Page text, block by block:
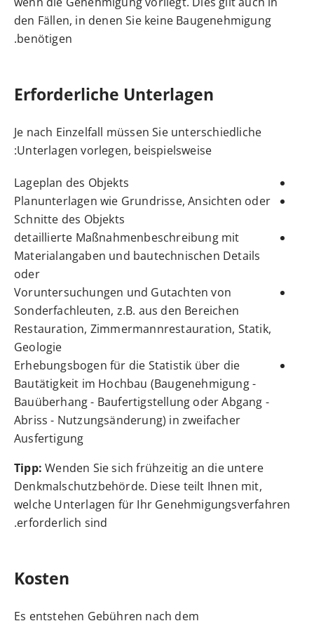
den Fällen, in denen Sie keine Baugenehmigung
benötigen.
Erforderliche Unterlagen
Je nach Einzelfall müssen Sie unterschiedliche
Unterlagen vorlegen, beispielsweise:
Lageplan des Objekts
Planunterlagen wie Grundrisse, Ansichten oder
Schnitte des Objekts
detaillierte Maßnahmenbeschreibung mit
Materialangaben und bautechnischen Details
oder
Voruntersuchungen und Gutachten von
Sonderfachleuten, z.B. aus den Bereichen
Restauration, Zimmermannrestauration, Statik,
Geologie
Erhebungsbogen für die Statistik über die
Bautätigkeit im Hochbau (Baugenehmigung -
Bauüberhang - Baufertigstellung oder Abgang -
Abriss - Nutzungsänderung) in zweifacher
Ausfertigung
Tipp: Wenden Sie sich frühzeitig an die untere
Denkmalschutzbehörde. Diese teilt Ihnen mit,
welche Unterlagen für Ihr Genehmigungsverfahren
erforderlich sind.
Kosten
Es entstehen Gebühren nach dem